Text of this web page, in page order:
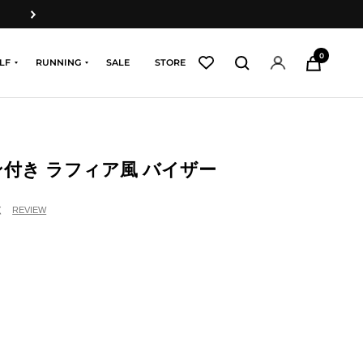
次
RUNNING SALE STORE
0
き ラフィア風 バイザー